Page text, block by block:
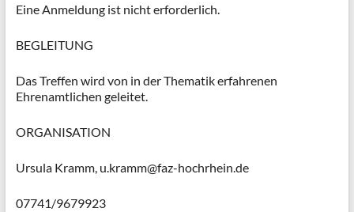
Eine Anmeldung ist nicht erforderlich.
BEGLEITUNG
Das Treffen wird von in der Thematik erfahrenen
Ehrenamtlichen geleitet.
ORGANISATION
Ursula Kramm, u.kramm@faz-hochrhein.de
07741/9679923